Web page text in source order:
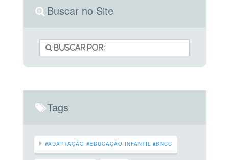
Buscar no Site
Tags
#ADAPTAÇÃO #EDUCAÇÃO INFANTIL #BNCC